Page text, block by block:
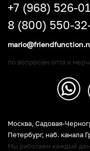
Москва, Садовая-
Петербург, наб. канала
Мы работаем каждый
+7 (968) 526-
8 (800) 550-
по вопросам опта и